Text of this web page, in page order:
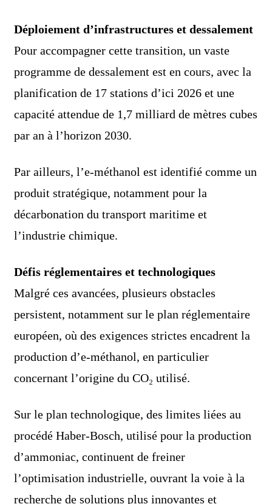
Déploiement d’infrastructures et dessalement
Pour accompagner cette transition, un vaste
programme de dessalement est en cours, avec la
planification de 17 stations d’ici 2026 et une
capacité attendue de 1,7 milliard de mètres cubes
par an à l’horizon 2030.
Par ailleurs, l’e-méthanol est identifié comme un
produit stratégique, notamment pour la
décarbonation du transport maritime et
l’industrie chimique.
Défis réglementaires et technologiques
Malgré ces avancées, plusieurs obstacles
persistent, notamment sur le plan réglementaire
européen, où des exigences strictes encadrent la
production d’e-méthanol, en particulier
concernant l’origine du CO₂ utilisé.
Sur le plan technologique, des limites liées au
procédé Haber-Bosch, utilisé pour la production
d’ammoniac, continuent de freiner
l’optimisation industrielle, ouvrant la voie à la
recherche de solutions plus innovantes et